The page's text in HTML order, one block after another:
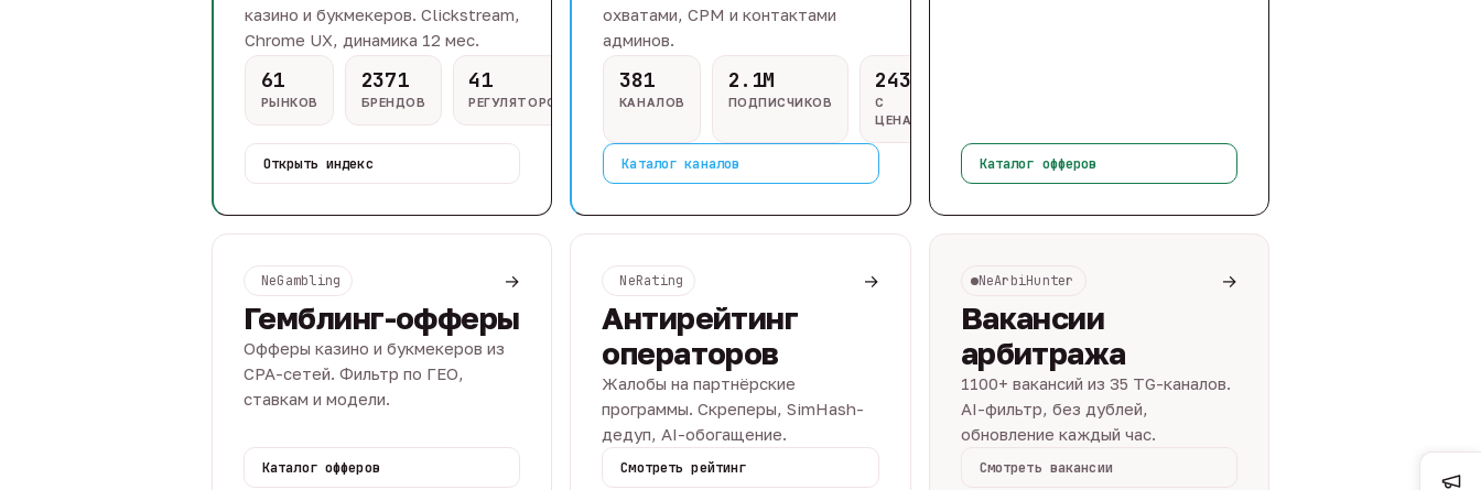
казино и букмекеров. Clickstream,
Chrome UX, динамика 12 мес.
61
РЫНКОВ
2371
БРЕНДОВ
41
РЕГУЛЯТОРОВ
Открыть индекс
охватами, CPM и контактами
админов.
381
КАНАЛОВ
2.1M
ПОДПИСЧИКОВ
243
С
ЦЕНАМИ
Каталог каналов Каталог офферов
NeGambling →
Гемблинг-офферы
Офферы казино и букмекеров из
CPA-сетей. Фильтр по ГЕО,
ставкам и модели.
Каталог офферов
NeRating →
Антирейтинг
операторов
Жалобы на партнёрские
программы. Скреперы, SimHash-
дедуп, AI-обогащение.
Смотреть рейтинг
NeArbiHunter →
Вакансии
арбитража
1100+ вакансий из 35 TG-каналов.
AI-фильтр, без дублей,
обновление каждый час.
Смотреть вакансии